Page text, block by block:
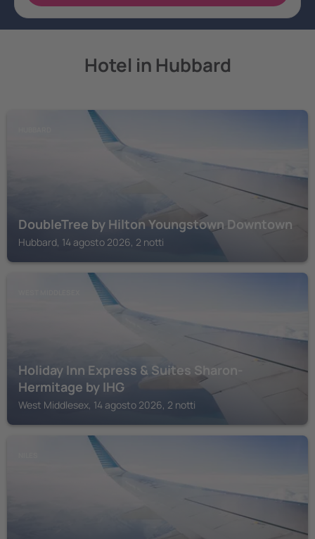
Hotel in Hubbard
DoubleTree by Hilton Youngstown Downtown
Hubbard, 14 agosto 2026, 2 notti
Holiday Inn Express & Suites Sharon-
Hermitage by IHG
West Middlesex, 14 agosto 2026, 2 notti